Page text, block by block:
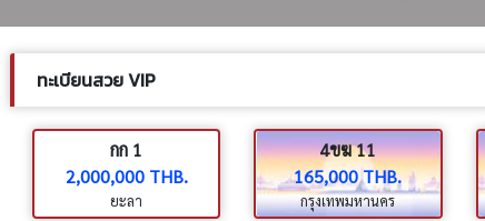
ทะเบียนสวย VIP
กก 1
2,000,000 THB.
ยะลา
4ขฆ 11
165,000 THB.
กรุงเทพมหานคร